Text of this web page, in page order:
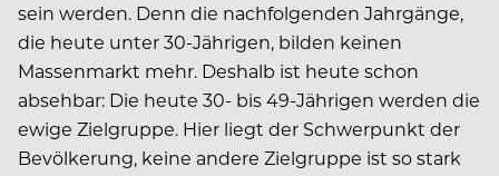
sein werden. Denn die nachfolgenden Jahrgänge,
die heute unter 30-Jährigen, bilden keinen
Massenmarkt mehr. Deshalb ist heute schon
absehbar: Die heute 30- bis 49-Jährigen werden die
ewige Zielgruppe. Hier liegt der Schwerpunkt der
Bevölkerung, keine andere Zielgruppe ist so stark